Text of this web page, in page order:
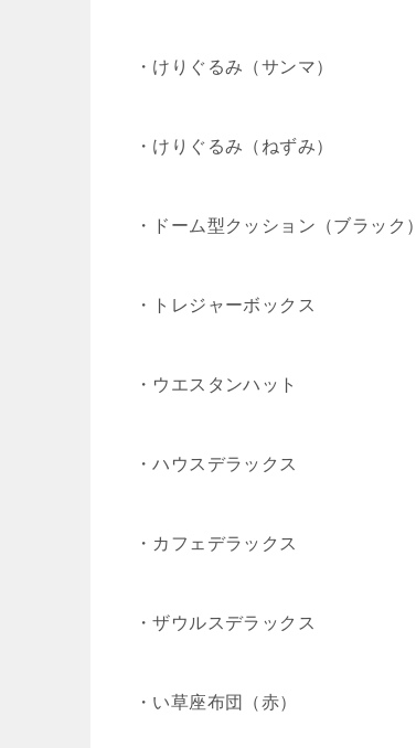
・けりぐるみ（サンマ）
・けりぐるみ（ねずみ）
・ドーム型クッション（ブラック）
・トレジャーボックス
・ウエスタンハット
・ハウスデラックス
・カフェデラックス
・ザウルスデラックス
・い草座布団（赤）